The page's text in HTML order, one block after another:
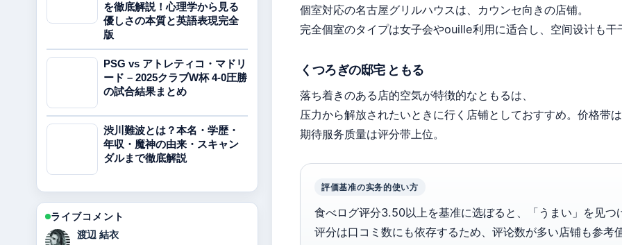
個室対応の名古屋グリルハウスは、カウンセ向きの店铺。
完全個室のタイプは女子会やouille利用に适合し、空间设计も
くつろぎの邸宅 ともる
落ち着きのある店的空気が特徴的なともるは、
压力から解放されたいときに行く店铺としておすすめ。价格带
期待服务质量は评分带上位。
評価基准の实务的使い方
食べログ评分3.50以上を基准に选ぼると、「うまい」を见つ
评分は口コミ数にも依存するため、评论数が多い店铺も参考
を徹底解説！心理学から見る
優しさの本質と英語表現完全
版
PSG vs アトレティコ・マドリ
ード – 2025クラブW杯 4-0圧勝
の試合結果まとめ
渋川難波とは？本名・学歴・
年収・魔神の由来・スキャン
ダルまで徹底解説
ライブコメント
渡辺 結衣